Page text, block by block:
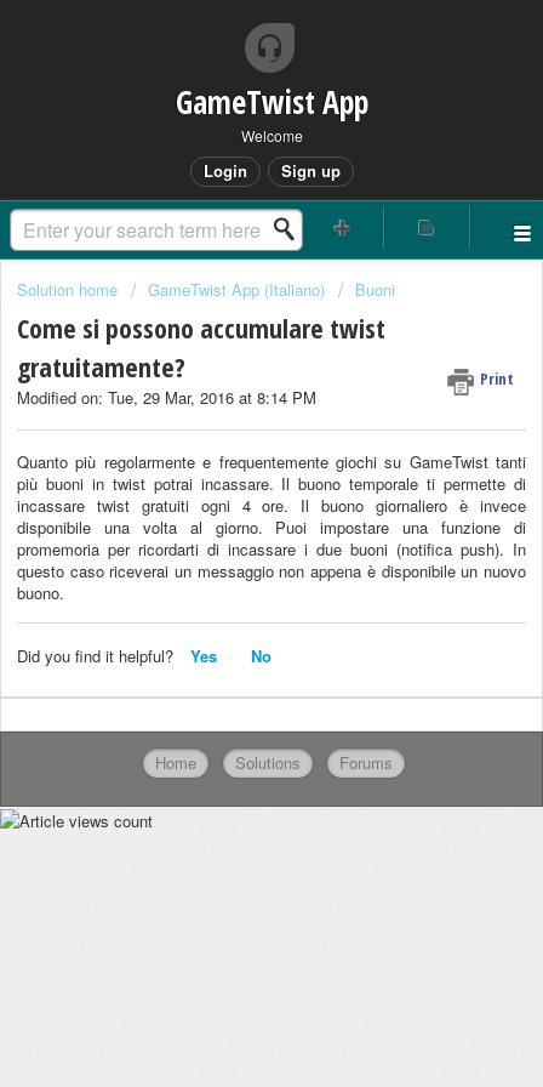
GameTwist App
Welcome
Login Sign up
Solution home GameTwist App (Italiano) Buoni
Come si possono accumulare twist
gratuitamente?
Print
Modified on: Tue, 29 Mar, 2016 at 8:14 PM
Quanto più regolarmente e frequentemente giochi su GameTwist tanti
più buoni in twist potrai incassare. Il buono temporale ti permette di
incassare twist gratuiti ogni 4 ore. Il buono giornaliero è invece
disponibile una volta al giorno. Puoi impostare una funzione di
promemoria per ricordarti di incassare i due buoni (notifica push). In
questo caso riceverai un messaggio non appena è disponibile un nuovo
buono.
Did you find it helpful? Yes No
Home Solutions Forums